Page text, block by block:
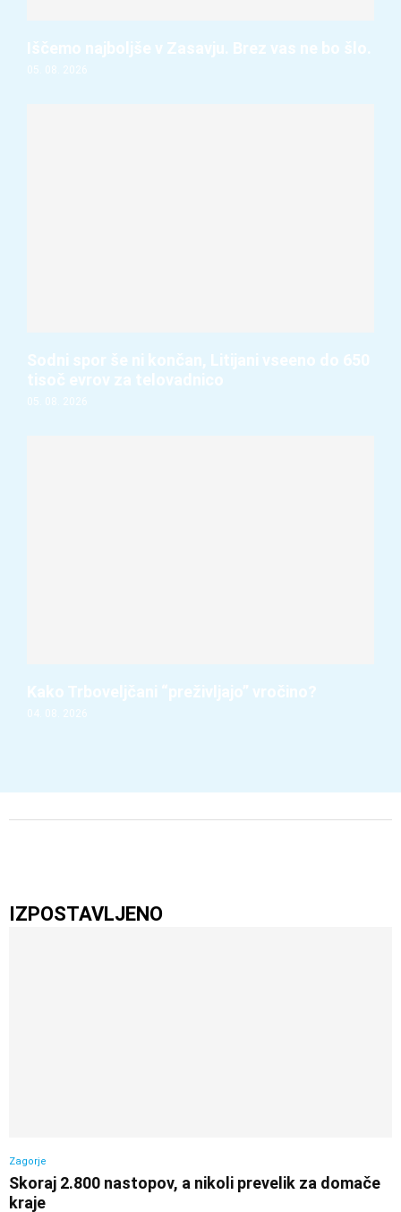
Iščemo najboljše v Zasavju. Brez vas ne bo šlo.
05. 08. 2026
Sodni spor še ni končan, Litijani vseeno do 650
tisoč evrov za telovadnico
05. 08. 2026
Kako Trboveljčani “preživljajo” vročino?
04. 08. 2026
IZPOSTAVLJENO
Zagorje
Skoraj 2.800 nastopov, a nikoli prevelik za domače
kraje